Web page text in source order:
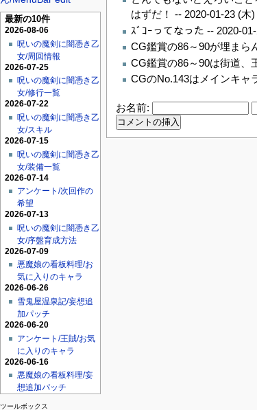
最新の10件
2026-08-06
呪いの魔剣に闇憑き乙
女/周回情報
2026-07-25
呪いの魔剣に闇憑き乙
女/修行一覧
2026-07-22
呪いの魔剣に闇憑き乙
女/スキル
2026-07-15
呪いの魔剣に闇憑き乙
女/装備一覧
2026-07-14
アンケート/次回作の
希望
2026-07-13
呪いの魔剣に闇憑き乙
女/序盤育成方法
2026-07-09
悪魔娘の看板料理/お
気に入りのキャラ
2026-06-26
雪鬼屋温泉記/妄想追
加パッチ
2026-06-20
アンケート/王賊/お気
に入りのキャラ
2026-06-16
悪魔娘の看板料理/妄
想追加パッチ
ツールボックス
はずだ！ -- 2020-01-23 (木
ｽﾞｺｰってなった -- 2020-
CG鑑賞の86～90が埋まら
CG鑑賞の86～90は街道、
CGのNo.143はメインキャ
お名前: